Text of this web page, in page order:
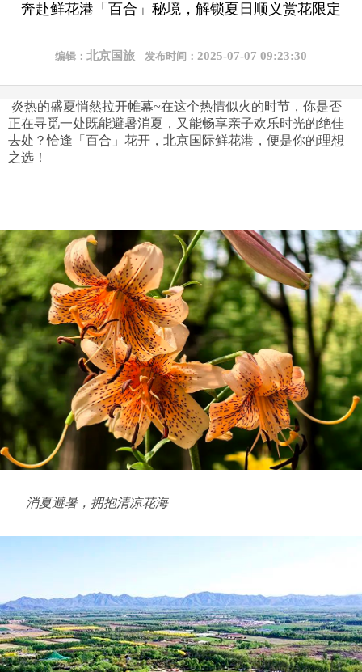
奔赴鲜花港「百合」秘境，解锁夏日顺义赏花限定
编辑： 北京国旅 发布时间： 2025-07-07 09:23:30
炎热的盛夏悄然拉开帷幕~在这个热情似火的时节，你是否
正在寻觅一处既能避暑消夏，又能畅享亲子欢乐时光的绝佳
去处？恰逢「百合」花开，北京国际鲜花港，便是你的理想
之选！
消夏避暑， 拥抱清凉花海